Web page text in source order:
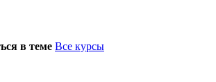
в теме Все курсы